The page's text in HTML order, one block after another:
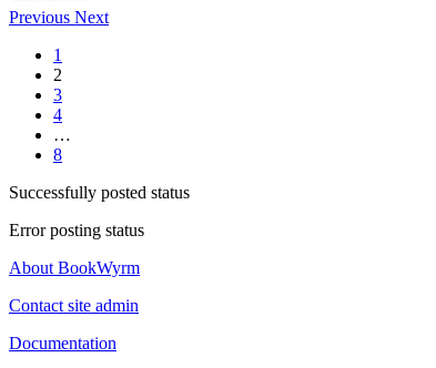
Previous Next
1
2
3
4
…
8
Successfully posted status
Error posting status
About BookWyrm
Contact site admin
Documentation